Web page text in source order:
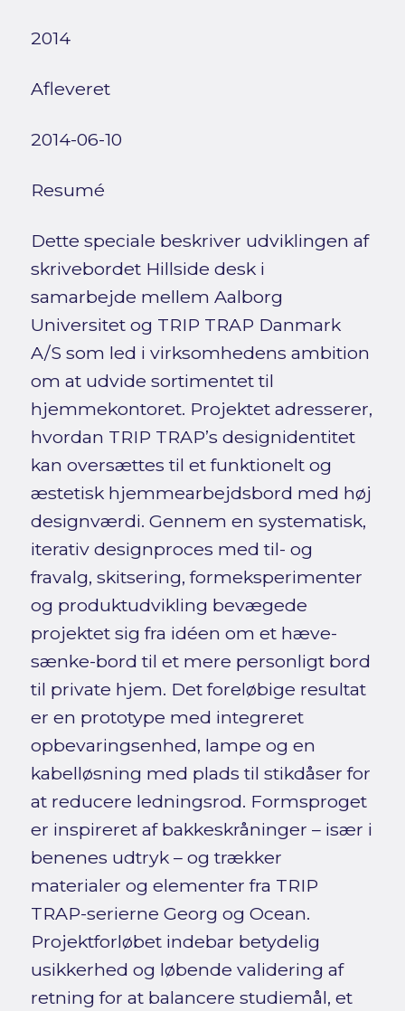
2014
Afleveret
2014-06-10
Resumé
Dette speciale beskriver udviklingen af
skrivebordet Hillside desk i
samarbejde mellem Aalborg
Universitet og TRIP TRAP Danmark
A/S som led i virksomhedens ambition
om at udvide sortimentet til
hjemmekontoret. Projektet adresserer,
hvordan TRIP TRAP’s designidentitet
kan oversættes til et funktionelt og
æstetisk hjemmearbejdsbord med høj
designværdi. Gennem en systematisk,
iterativ designproces med til- og
fravalg, skitsering, formeksperimenter
og produktudvikling bevægede
projektet sig fra idéen om et hæve-
sænke-bord til et mere personligt bord
til private hjem. Det foreløbige resultat
er en prototype med integreret
opbevaringsenhed, lampe og en
kabelløsning med plads til stikdåser for
at reducere ledningsrod. Formsproget
er inspireret af bakkeskråninger – især i
benenes udtryk – og trækker
materialer og elementer fra TRIP
TRAP-serierne Georg og Ocean.
Projektforløbet indebar betydelig
usikkerhed og løbende validering af
retning for at balancere studiemål, et